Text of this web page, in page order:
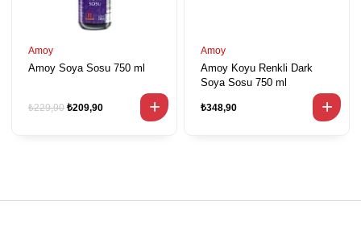
Amoy
Amoy Soya Sosu 750 ml
₺209,90
₺229,90
Amoy
Amoy Koyu Renkli Dark
Soya Sosu 750 ml
₺348,90